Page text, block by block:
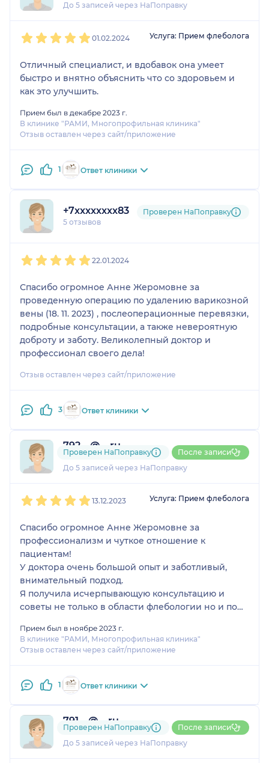
До 5 записей через НаПоправку
01.02.2024 Услуга: Прием флеболога
Отличный специалист, и вдобавок она умеет
быстро и внятно объяснить что со здоровьем и
как это улучшить.
Прием был в декабре 2023 г.
В клинике "РАМИ, Многопрофильная клиника"
Отзыв оставлен через сайт/приложение
1 Ответ клиники
+7xxxxxxxx83
5 отзывов
Проверен НаПоправку
22.01.2024
Спасибо огромное Анне Жеромовне за
проведенную операцию по удалению варикозной
вены (18. 11. 2023) , послеоперационные перевязки,
подробные консультации, а также невероятную
доброту и заботу. Великолепный доктор и
профессионал своего дела!
Отзыв оставлен через сайт/приложение
3 Ответ клиники
792....@....ru
5 отзывов
До 5 записей через НаПоправку
Проверен НаПоправку После записи
13.12.2023 Услуга: Прием флеболога
Спасибо огромное Анне Жеромовне за
профессионализм и чуткое отношение к
пациентам!
У доктора очень большой опыт и заботливый,
внимательный подход.
Я получила исчерпывающую консультацию и
советы не только в области флебологии но и по
Смело могу рекомендовать и для себя тоже с
врачом-флебологом определилась:)
Прием был в ноябре 2023 г.
В клинике "РАМИ, Многопрофильная клиника"
Отзыв оставлен через сайт/приложение
1 Ответ клиники
791....@....ru
2 отзыва
До 5 записей через НаПоправку
Проверен НаПоправку После записи